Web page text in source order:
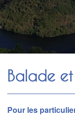
Balade
Pour les